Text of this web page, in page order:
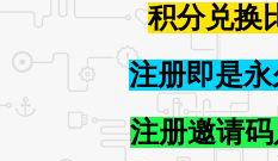
积分兑换
注册即是
注册邀请